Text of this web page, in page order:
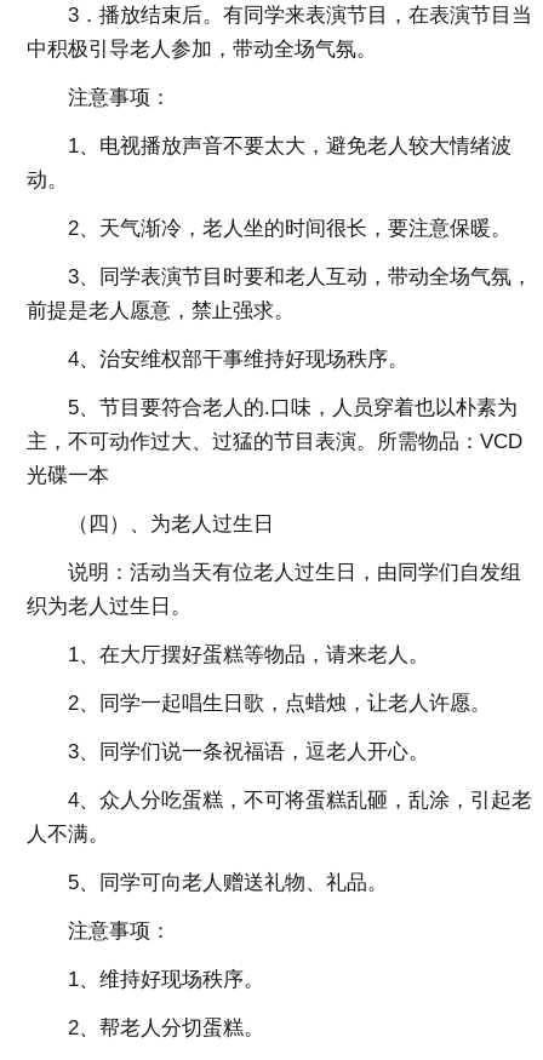
3．播放结束后。有同学来表演节目，在表演节目当
中积极引导老人参加，带动全场气氛。
注意事项：
1、电视播放声音不要太大，避免老人较大情绪波
动。
2、天气渐冷，老人坐的时间很长，要注意保暖。
3、同学表演节目时要和老人互动，带动全场气氛，
前提是老人愿意，禁止强求。
4、治安维权部干事维持好现场秩序。
5、节目要符合老人的.口味，人员穿着也以朴素为
主，不可动作过大、过猛的节目表演。所需物品：VCD
光碟一本
（四）、为老人过生日
说明：活动当天有位老人过生日，由同学们自发组
织为老人过生日。
1、在大厅摆好蛋糕等物品，请来老人。
2、同学一起唱生日歌，点蜡烛，让老人许愿。
3、同学们说一条祝福语，逗老人开心。
4、众人分吃蛋糕，不可将蛋糕乱砸，乱涂，引起老
人不满。
5、同学可向老人赠送礼物、礼品。
注意事项：
1、维持好现场秩序。
2、帮老人分切蛋糕。